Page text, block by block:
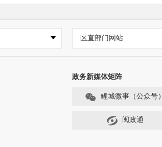
区直部门网站
政务新媒体矩阵
鲤城微事（公众号）
闽政通